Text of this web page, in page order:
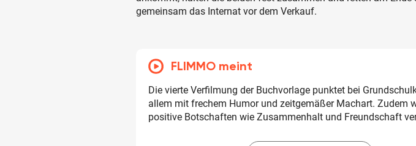
gemeinsam das Internat vor dem Verkauf.
FLIMMO meint
Die vierte Verfilmung der Buchvorlage punktet bei
allem mit frechem Humor und zeitgemäßer Machart. Zudem
positive Botschaften wie Zusammenhalt und Freundschaft